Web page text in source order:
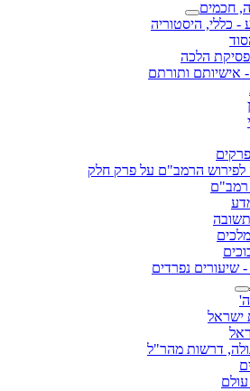
חכמים
- כללי, היסטוריה
פסיקת הלכה
אישיותם ותורתם
הרמב"ם על פרק חלק
רמב"ם
שיעורים נפרדים
ישראל
דרשות מהר"ל